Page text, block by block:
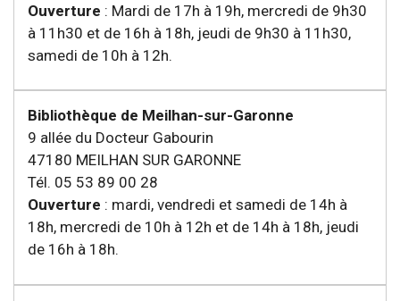
Ouverture : Mardi de 17h à 19h, mercredi de 9h30
à 11h30 et de 16h à 18h, jeudi de 9h30 à 11h30,
samedi de 10h à 12h.
Bibliothèque de Meilhan-sur-Garonne
9 allée du Docteur Gabourin
47180 MEILHAN SUR GARONNE
Tél. 05 53 89 00 28
Ouverture : mardi, vendredi et samedi de 14h à
18h, mercredi de 10h à 12h et de 14h à 18h, jeudi
de 16h à 18h.